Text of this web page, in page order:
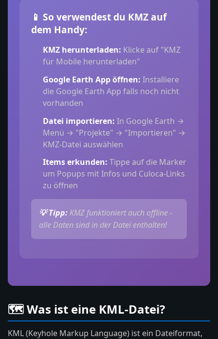
📱 So verwendest du KMZ auf
dem Handy:
KMZ herunterladen: Klicke auf "KMZ
für Mobile herunterladen"
Google Earth App öffnen: Installiere
die Google Earth App falls noch nicht
vorhanden
Datei importieren: In Google Earth →
Menü → "Projekte" → "Importieren" →
KMZ-Datei auswählen
Items erkunden: Tippe auf die Marker
um Popups mit Infos und Culoca-Links
zu öffnen
💡 Tipp: KMZ funktioniert auch offline -
alle Daten sind in der Datei enthalten!
🗺️ Was ist eine KML-Datei?
KML (Keyhole Markup Language) ist ein Dateiformat,